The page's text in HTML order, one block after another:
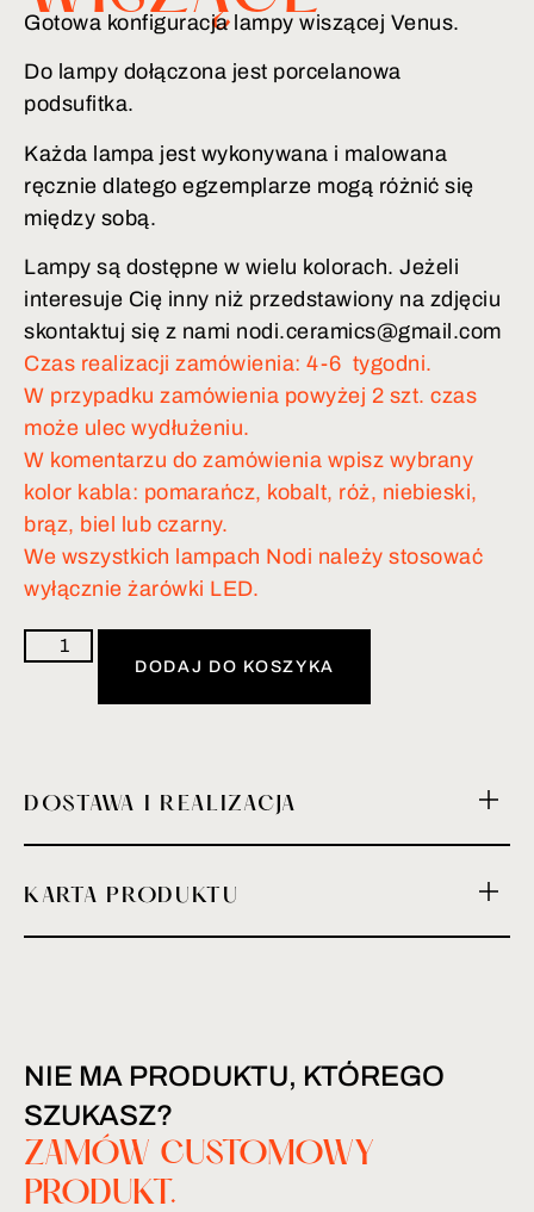
Gotowa konfiguracja lampy wiszącej Venus.
Do lampy dołączona jest porcelanowa
podsufitka.
Każda lampa jest wykonywana i malowana
ręcznie dlatego egzemplarze mogą różnić się
między sobą.
Lampy są dostępne w wielu kolorach. Jeżeli
interesuje Cię inny niż przedstawiony na zdjęciu
skontaktuj się z nami nodi.ceramics@gmail.com
Czas realizacji zamówienia: 4-6 tygodni.
W przypadku zamówienia powyżej 2 szt. czas
może ulec wydłużeniu.
W komentarzu do zamówienia wpisz wybrany
kolor kabla: pomarańcz, kobalt, róż, niebieski,
brąz, biel lub czarny.
We wszystkich lampach Nodi należy stosować
wyłącznie żarówki LED.
DODAJ DO KOSZYKA
DOSTAWA I REALIZACJA
KARTA PRODUKTU
NIE MA PRODUKTU, KTÓREGO
SZUKASZ?
ZAMÓW CUSTOMOWY
PRODUKT.